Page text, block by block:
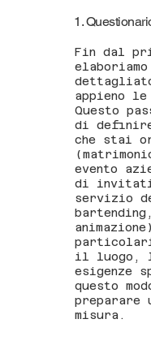
1.
Fin dal
dettagliato
appieno
Questo
di
che stai
evento
di
servizio
il luogo,
esigenze
questo
preparare
misura.